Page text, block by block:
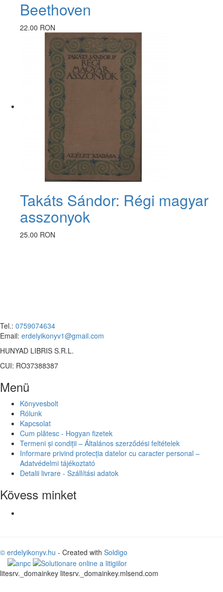
Beethoven
22.00 RON
Takáts Sándor: Régi magyar
asszonyok
25.00 RON
Tel.: 0759074634
Email: erdelyikonyv1@gmail.com
HUNYAD LIBRIS S.R.L.
CUI: RO37388387
Menü
Könyvesbolt
Rólunk
Kapcsolat
Cum plătesc - Hogyan fizetek
Termeni și condiții – Általános szerződési feltételek
Informare privind protecția datelor cu caracter personal –
Adatvédelmi tájékoztató
Detalii livrare - Szállítási adatok
Kövess minket
© erdelyikonyv.hu - Created with Soldigo
litesrv._domainkey litesrv._domainkey.mlsend.com